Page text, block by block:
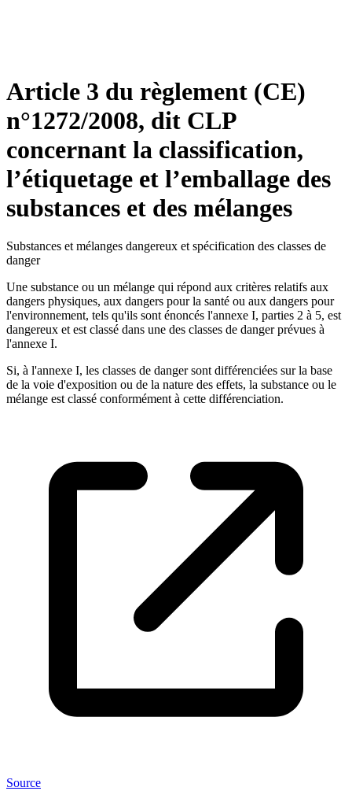
Article 3 du règlement (CE)
n°1272/2008, dit CLP
concernant la classification,
l’étiquetage et l’emballage des
substances et des mélanges
Substances et mélanges dangereux et spécification des classes de
danger
Une substance ou un mélange qui répond aux critères relatifs aux
dangers physiques, aux dangers pour la santé ou aux dangers pour
l'environnement, tels qu'ils sont énoncés l'annexe I, parties 2 à 5, est
dangereux et est classé dans une des classes de danger prévues à
l'annexe I.
Si, à l'annexe I, les classes de danger sont différenciées sur la base
de la voie d'exposition ou de la nature des effets, la substance ou le
mélange est classé conformément à cette différenciation.
Source